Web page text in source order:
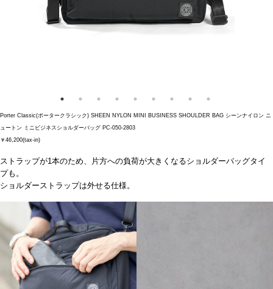
Porter Classic(ポータークラシック) SHEEN NYLON MINI BUSINESS SHOULDER BAG シーンナイロン ニ
ュートン ミニビジネスショルダーバッグ PC-050-2803
￥46,200(tax-in)
ストラップが1本のため、片方への負荷が大きくなるショルダーバッグタイ
プも。
ショルダーストラップは外せる仕様。